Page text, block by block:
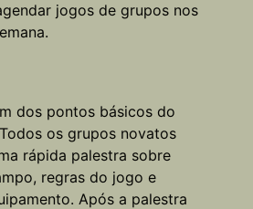
jogos de grupos nos
dos pontos básicos do
os grupos novatos
rápida palestra sobre
regras do jogo e
Após a palestra